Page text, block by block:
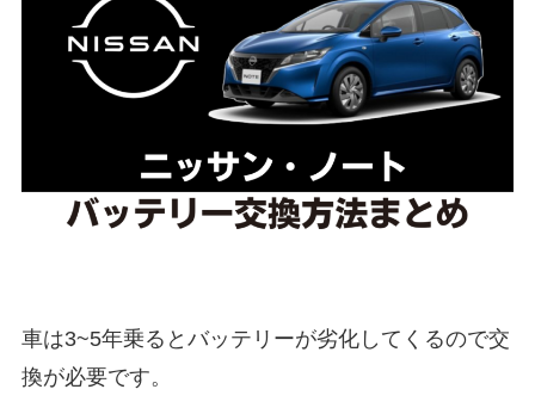
車は3~5年乗るとバッテリーが劣化してくるので交
換が必要です。